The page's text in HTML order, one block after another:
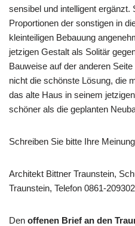
sensibel und intelligent ergänzt.
Proportionen der sonstigen in
kleinteiligen Bebauung
jetzigen Gestalt als Solitär
Bauweise auf der anderen
nicht die schönste Lösung, die
das alte Haus in seinem
schöner als die geplanten
Schreiben Sie bitte Ihre
Architekt Bittner Traunstein,
Traunstein, Telefon 0861-
Den offenen Brief an den